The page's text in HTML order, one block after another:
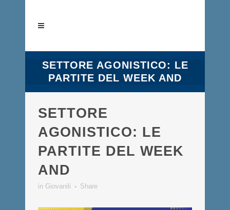
SETTORE AGONISTICO: LE
PARTITE DEL WEEK AND
SETTORE
AGONISTICO: LE
PARTITE DEL WEEK
AND
in Giovanili Share